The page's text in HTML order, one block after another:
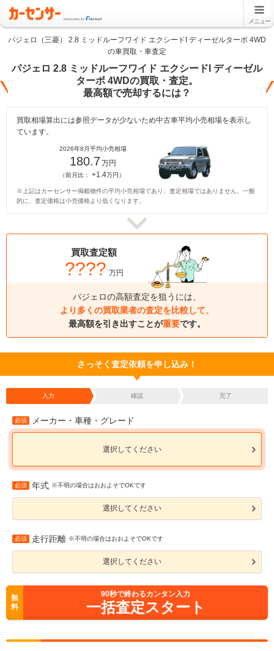
メニュー
パジェロ（三菱） 2.8 ミッドルーフワイド エクシードI ディーゼルターボ 4WD
の車買取・車査定
パジェロ 2.8 ミッドルーフワイド エクシードI ディーゼル
ターボ 4WDの買取・査定。
最高額で売却するには？
買取相場算出には参照データが少ないため中古車平均小売相場を表示し
ています。
2026年8月平均小売相場
180.7万円
（前月比： +1.4万円）
※上記はカーセンサー掲載物件の平均小売相場であり、査定相場ではありません。一般
的に、査定価格は小売価格より低くなります。
買取査定額
???? 万円
パジェロの高額査定を狙うには、
より多くの買取業者の査定を比較して、
最高額を引き出すことが重要です。
さっそく査定依頼を申し込み！
入力 確認 完了
必須 メーカー・車種・グレード
選択してください
必須 年式 ※不明の場合はおおよそでOKです
選択してください
必須 走行距離 ※不明の場合はおおよそでOKです
選択してください
無
料
90秒で終わるカンタン入力
一括査定スタート